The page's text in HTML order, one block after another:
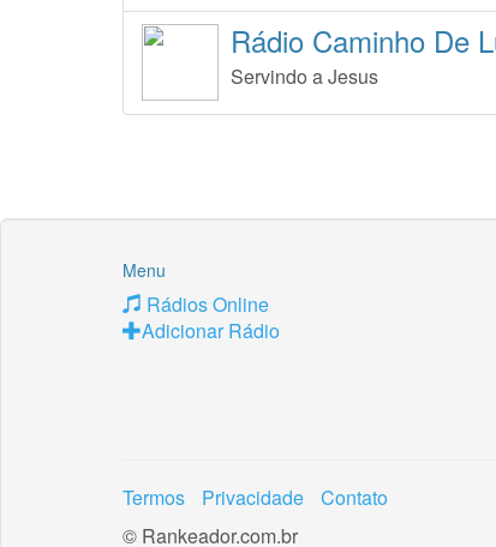
Rádio Caminho De
Servindo a Jesus
Menu
Rádios Online
Adicionar Rádio
Termos Privacidade
Contato
© Rankeador.com.br